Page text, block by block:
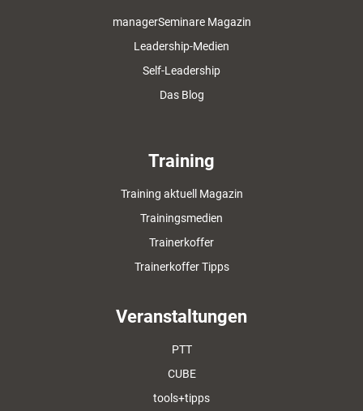
managerSeminare Magazin
Leadership-Medien
Self-Leadership
Das Blog
Training
Training aktuell Magazin
Trainingsmedien
Trainerkoffer
Trainerkoffer Tipps
Veranstaltungen
PTT
CUBE
tools+tipps